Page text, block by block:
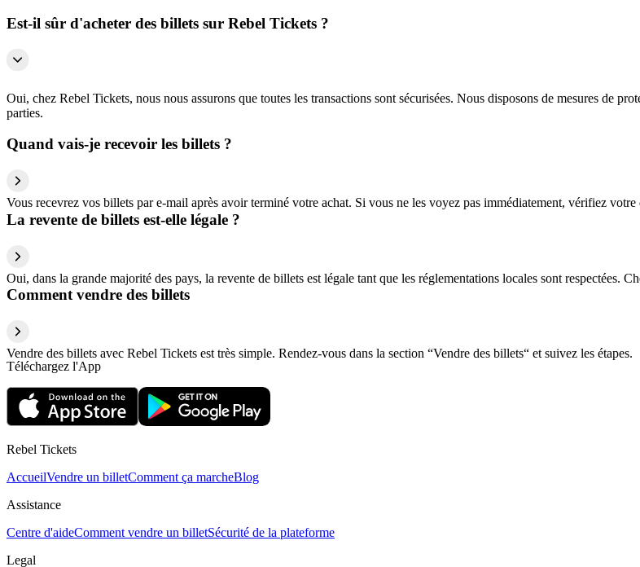
Est-il sûr d'acheter des billets sur Rebel Tickets ?
Oui, chez Rebel Tickets, nous nous assurons que toutes les transactions sont sécurisées. Nous disposons de mesures de
parties.
Quand vais-je recevoir les billets ?
Vous recevrez vos billets par e-mail après avoir terminé votre achat. Si vous ne les voyez pas immédiatement, vérifiez
La revente de billets est-elle légale ?
Oui, dans la grande majorité des pays, la revente de billets est légale tant que les réglementations locales sont respectées.
Comment vendre des billets
Vendre des billets avec Rebel Tickets est très simple. Rendez-vous dans la section “Vendre des billets“ et suivez les étapes.
Téléchargez l'App
Rebel Tickets
AccueilVendre un billetComment ça marcheBlog
Assistance
Centre d'aideComment vendre un billetSécurité de la plateforme
Legal